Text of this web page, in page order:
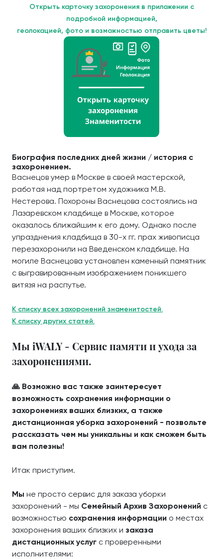
Открыть карточку захоронения в приложении с
подробной информацией,
геолокацией, фото и возможностью отправить цветы!
Биография последних дней жизни / история с
захоронением.
Васнецов умер в Москве в своей мастерской,
работая над портретом художника М.В.
Нестерова. Похороны Васнецова состоялись на
Лазаревском кладбище в Москве, которое
оказалось ближайшим к его дому. Однако после
упразднения кладбища в 30-х гг. прах живописца
перезахоронили на Введенском кладбище. На
могиле Васнецова установлен каменный памятник
с выгравированным изображением поникшего
витязя на распутье.
К списку всех захоронений знаменитостей.
К списку других статей.
Мы iWALY - Сервис памяти и ухода за
захоронениями.
🙏 Возможно вас также заинтересует
возможность сохранения информации о
захоронениях ваших близких, а также
дистанционная уборка захоронений - позвольте
рассказать чем мы уникальны и как сможем быть
вам полезны!
Итак приступим.
Мы не просто сервис для заказа уборки
захоронений - мы Семейный Архив Захоронений с
возможностью сохранения информации о местах
захоронения ваших близких и заказа
дистанционных услуг с проверенными
исполнителями: